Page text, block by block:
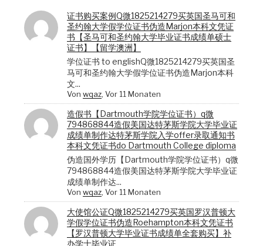
证书购买案例Q微1825214279买英国圣马可和
圣约翰大学假学位证书伪造Marjon本科文凭证
书【圣马可和圣约翰大学毕业证书成绩单硕士
证书】【留学澳洲】
学位证书 to englishQ微1825214279买英国圣
马可和圣约翰大学假学位证书伪造Marjon本科
文...
Vonwqaz, Vor 11 Monaten
造假书【Dartmouth学院学位证书）q微
794868844造假美国达特茅斯学院大学毕业证
成绩单制作达特茅斯学院入学offer录取通知书
本科文凭证书do Dartmouth College diploma
伪造国外学历【Dartmouth学院学位证书）q微
794868844造假美国达特茅斯学院大学毕业证
成绩单制作达...
Vonwqaz, Vor 11 Monaten
大使馆公证Q微1825214279买英国罗汉普顿大
学假学位证书伪造Roehampton本科文凭证书
【罗汉普顿大学毕业证书成绩单全套购买】补
办学士毕业证